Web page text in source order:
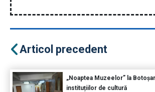
Articol precedent
„Noaptea Muzeelor” la
instituțiilor de cultură